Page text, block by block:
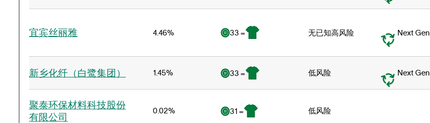
宜宾丝丽雅 4.46% 33 = 无已知高风险 Next Gen
新乡化纤（白鹭集团） 1.45% 33 = 低风险 Next Gen
聚泰环保材料科技股份
有限公司
0.02% 31 = 低风险